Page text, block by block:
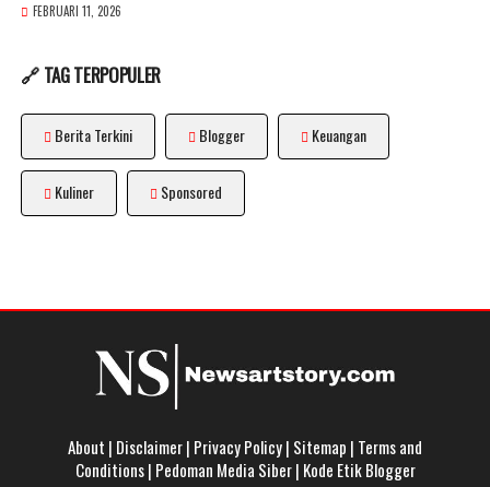
FEBRUARI 11, 2026
🔗 TAG TERPOPULER
Berita Terkini Blogger Keuangan
Kuliner Sponsored
About | Disclaimer| Privacy Policy| Sitemap | Terms and
Conditions| Pedoman Media Siber| Kode Etik Blogger